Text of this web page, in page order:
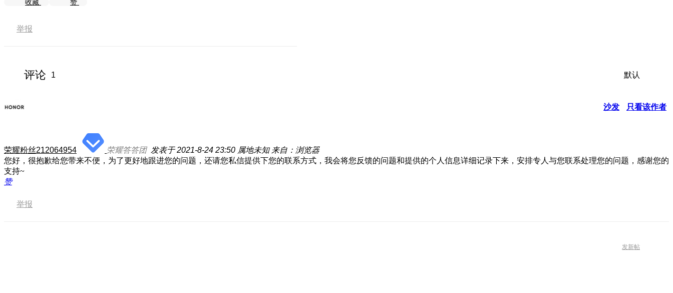
收藏 赞
举报
评论 1 默认
沙发 只看该作者
荣耀粉丝212064954 荣耀答答团 发表于 2021-8-24 23:50 属地未知 来自：浏览器
您好，很抱歉给您带来不便，为了更好地跟进您的问题，还请您私信提供下您的联系方式，我会将您反馈的问题和提供的个人信息详细记录下来，安排专人与您联系处理您的问题，感谢您的
支持~
赞
举报
发新帖